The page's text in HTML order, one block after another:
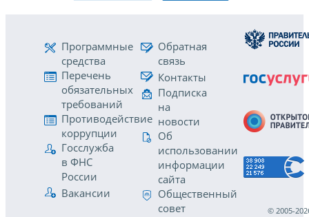
Программные
средства
Перечень
обязательных
требований
Противодействие
коррупции
Госслужба
в ФНС
России
Вакансии
Обратная
связь
Контакты
Подписка
на
новости
Об
использовании
информации
сайта
Общественный
совет
© 2005-